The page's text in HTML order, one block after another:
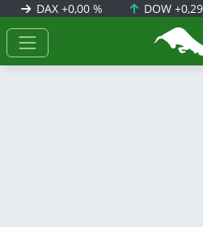
DAX +0,00 % DOW